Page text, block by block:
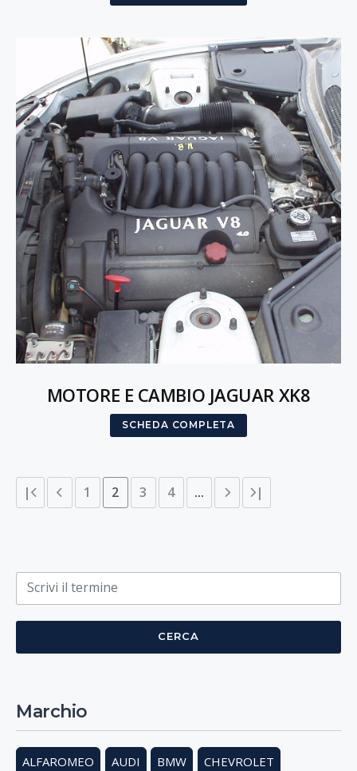
MOTORE E CAMBIO JAGUAR XK8
SCHEDA COMPLETA
| 1 2 3 4 ... |
Cosa cerchi?
CERCA
Marchio
ALFAROMEO AUDI BMW CHEVROLET